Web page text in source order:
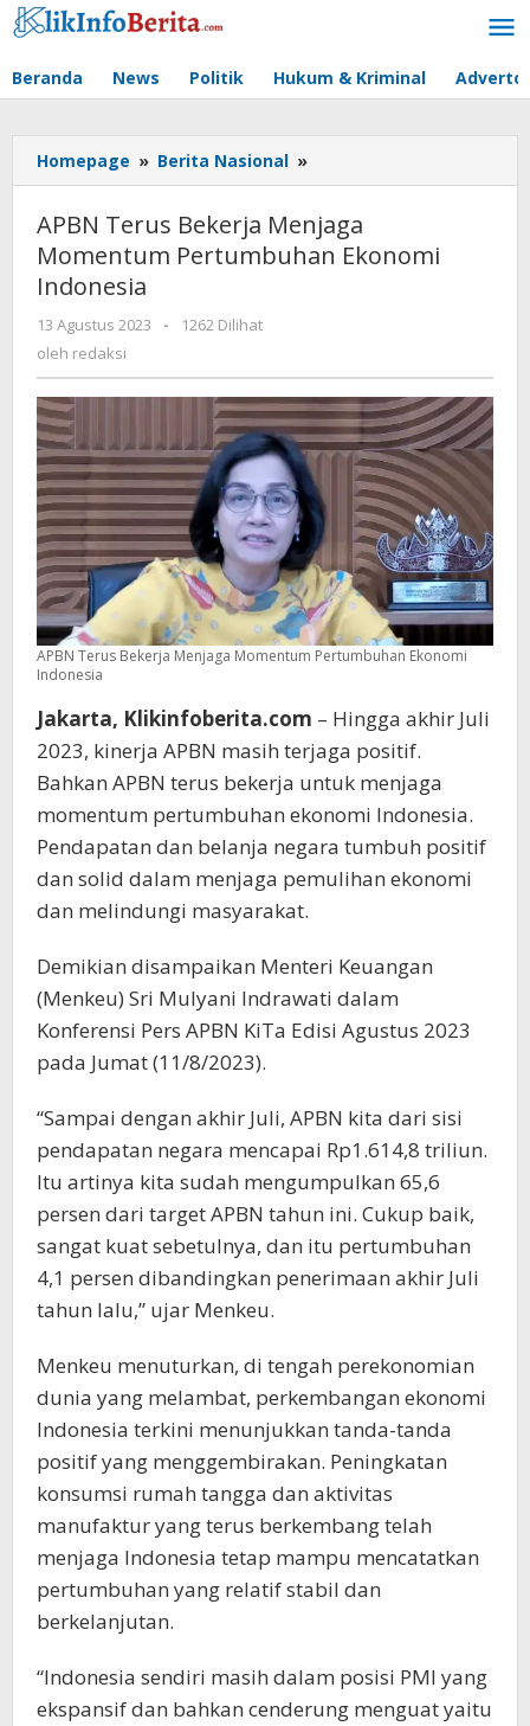
Lewati
ke
Beranda News Politik Hukum & Kriminal
Homepage » Berita Nasional »
Terus
Menjaga
Momentum
APBN Terus Bekerja Menjaga
Momentum Pertumbuhan Ekonomi
Indonesia
13 Agustus 2023
oleh
-
1262 Dilihat
oleh redaksi
APBN Terus Bekerja Menjaga Momentum Pertumbuhan Ekonomi
Indonesia
Jakarta, Klikinfoberita.com – Hingga akhir Juli
2023, kinerja APBN masih terjaga positif.
Bahkan APBN terus bekerja untuk menjaga
momentum pertumbuhan ekonomi Indonesia.
Pendapatan dan belanja negara tumbuh positif
dan solid dalam menjaga pemulihan ekonomi
dan melindungi masyarakat.
Demikian disampaikan Menteri Keuangan
(Menkeu) Sri Mulyani Indrawati dalam
Konferensi Pers APBN KiTa Edisi Agustus 2023
pada Jumat (11/8/2023).
“Sampai dengan akhir Juli, APBN kita dari sisi
pendapatan negara mencapai Rp1.614,8 triliun.
Itu artinya kita sudah mengumpulkan 65,6
persen dari target APBN tahun ini. Cukup baik,
sangat kuat sebetulnya, dan itu pertumbuhan
4,1 persen dibandingkan penerimaan akhir Juli
tahun lalu,” ujar Menkeu.
Menkeu menuturkan, di tengah perekonomian
dunia yang melambat, perkembangan ekonomi
Indonesia terkini menunjukkan tanda-tanda
positif yang menggembirakan. Peningkatan
konsumsi rumah tangga dan aktivitas
manufaktur yang terus berkembang telah
menjaga Indonesia tetap mampu mencatatkan
pertumbuhan yang relatif stabil dan
berkelanjutan.
“Indonesia sendiri masih dalam posisi PMI yang
ekspansif dan bahkan cenderung menguat yaitu